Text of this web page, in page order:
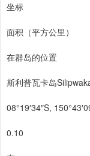
坐标
面积（平方公里）
在群岛的位置
斯利普瓦卡岛
08°19′34″S,
0.10